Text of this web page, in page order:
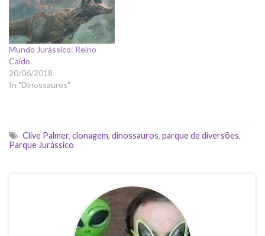
Mundo Jurássico: Reino
Caído
20/06/2018
In "Dinossauros"
Clive Palmer, clonagem, dinossauros, parque de diversões,
Parque Jurássico